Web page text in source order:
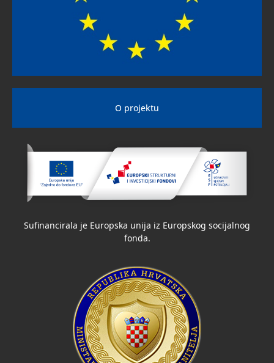
O projektu
Sufinancirala je Europska unija iz Europskog socijalnog
fonda.